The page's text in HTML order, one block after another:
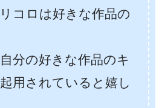
コロは好きな作品の
分の好きな作品のキ
用されていると嬉し